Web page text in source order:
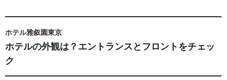
ホテル雅叙園東京
ホテルの外観は？エントランスとフロントをチェッ
ク